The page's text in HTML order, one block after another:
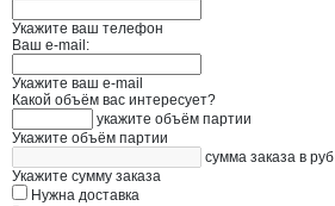
Укажите ваш телефон
Ваш e-mail:
Укажите ваш e-mail
Какой объём вас интересует?
укажите объём партии
Укажите объём партии
сумма заказа в руб
Укажите сумму заказа
Нужна доставка